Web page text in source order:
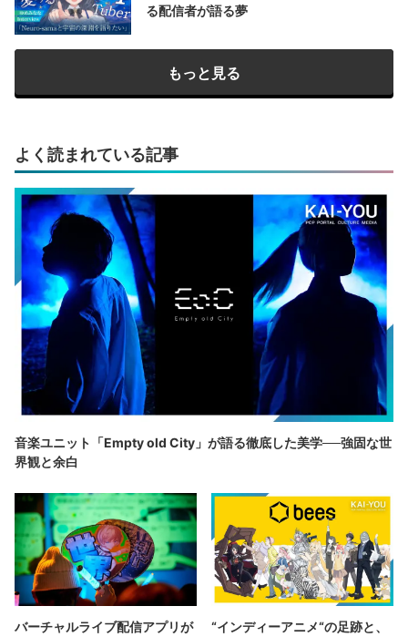
る配信者が語る夢
もっと見る
よく読まれている記事
音楽ユニット「Empty old City」が語る徹底した美学──強固な世
界観と余白
バーチャルライブ配信アプリが
“インディーアニメ“の足跡と、